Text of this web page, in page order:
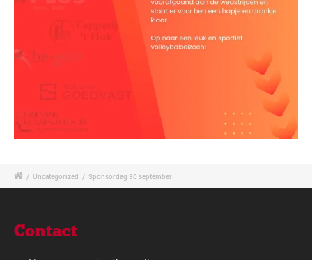
/ Uncategorized / Sponsordag 30 september
Contact